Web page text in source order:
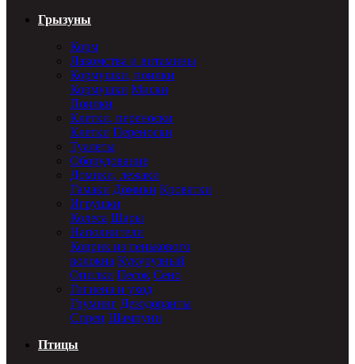
Грызуны
Корм
Лакомства и витамины
Кормушки, поилки
Кормушки Миски
Поилки
Клетки, переноски
Клетки Переноски
Туалеты
Оборудование
Домики, лежаки
Гамаки Домики Кроватки
Игрушки
Колеса Шары
Наполнители
Коврик из пенькового
волокна Кукурузный
Опилки Песок Сено
Гигиена и уход
Груминг Дезодоранты
Спреи Шампуни
Птицы